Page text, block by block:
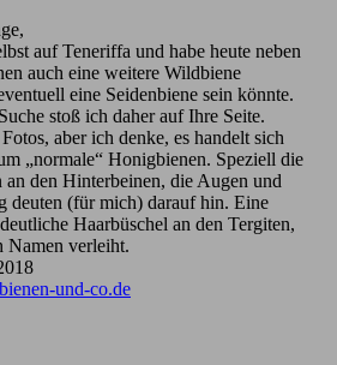
auf Teneriffa und habe heute neben
auch eine weitere Wildbiene
eine Seidenbiene sein könnte.
stoß ich daher auf Ihre Seite.
aber ich denke, es handelt sich
„normale“ Honigbienen. Speziell die
an den Hinterbeinen, die Augen und
deuten (für mich) darauf hin. Eine
Haarbüschel an den Tergiten,
Namen verleiht.
und-co.de